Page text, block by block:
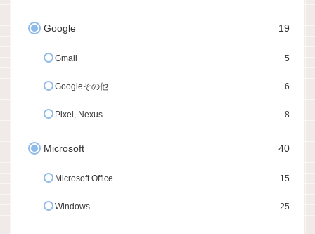
Google 19
Gmail 5
Googleその他 6
Pixel, Nexus 8
Microsoft 40
Microsoft Office 15
Windows 25